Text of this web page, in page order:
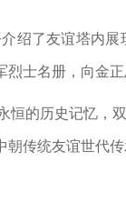
绍了友谊塔内
士名册，向金
的历史记忆，
传统友谊世代传